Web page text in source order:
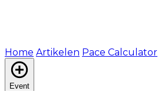
Home Artikelen Pace Calculator
Event